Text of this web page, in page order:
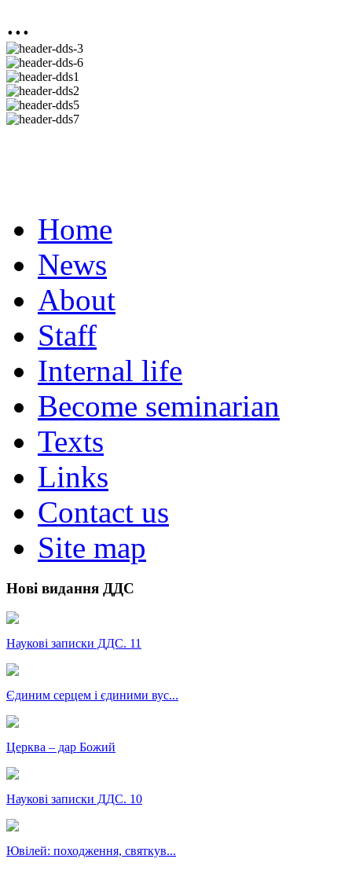
...
Home
News
About
Staff
Internal life
Become seminarian
Texts
Links
Contact us
Site map
Нові видання ДДС
Наукові записки ДДС. 11
Єдиним серцем і єдиними вус...
Церква – дар Божий
Наукові записки ДДС. 10
Ювілей: походження, святкув...